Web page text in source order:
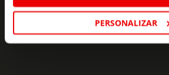
PERSONALIZAR